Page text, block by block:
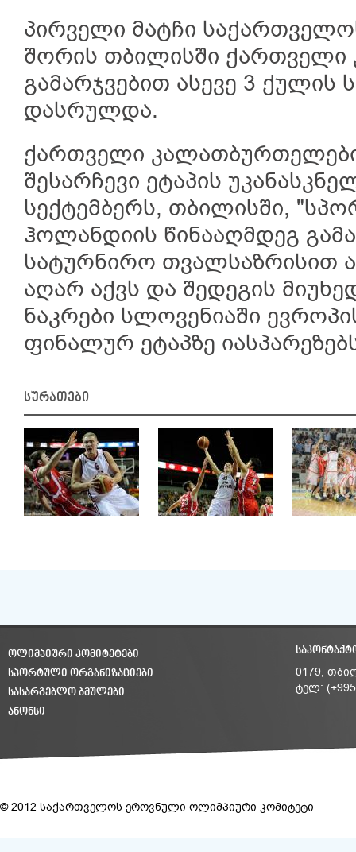
პირველი მატჩი
შორის თბილისში
გამარჯვებით ასევე 3 ქულის
დასრულდა.
ქართველი კალათბურთელები
შესარჩევი ეტაპის
სექტემბერს, თბილისში,
ჰოლანდიის წინააღმდეგ
სატურნირო თვალსაზრისით
აღარ აქვს და შედეგის
ნაკრები სლოვენიაში
ფინალურ ეტაპზე
სურათები
ᲝᲚᲘᲛᲞᲘᲣᲠᲘ ᲙᲝᲛᲘᲢᲔᲢᲔᲑᲘ
ᲡᲞᲝᲠᲢᲣᲚᲘ ᲝᲠᲒᲐᲜᲘᲖᲐᲪᲘᲔᲑᲘ
ᲡᲐᲡᲐᲠᲒᲔᲑᲚᲝ ᲑᲛᲣᲚᲔᲑᲘ
ᲐᲜᲝᲜᲡᲘ
0179,
ტელ: (+995
© 2012 საქართველოს ეროვნული ოლიმპიური კომიტეტი